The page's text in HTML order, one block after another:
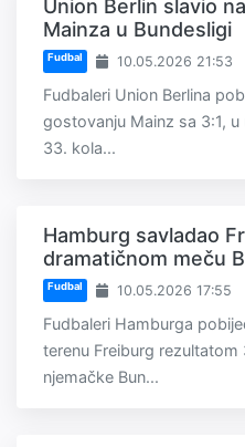
Union Berlin slavio
Mainza u Bundesligi
Fudbal 10.05.2026 21:53
Fudbaleri Union Berlina
gostovanju Mainz sa 3:1,
33. kola...
Hamburg savladao
dramatičnom meču
Fudbal 10.05.2026 17:55
Fudbaleri Hamburga
terenu Freiburg
njemačke Bun...